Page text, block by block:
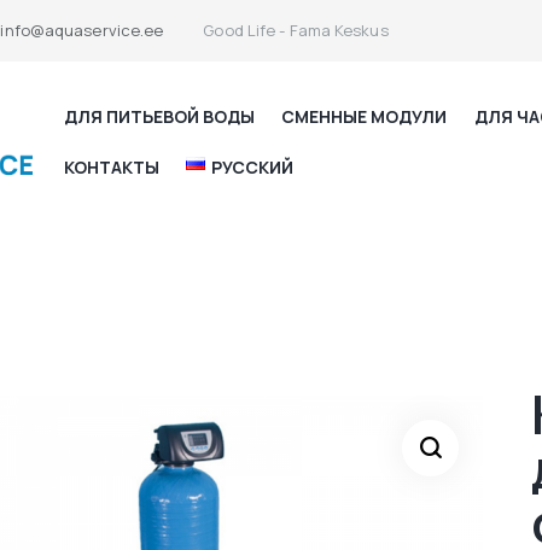
info@aquaservice.ee Good Life - Fama Keskus
ДЛЯ ПИТЬЕВОЙ ВОДЫ СМЕННЫЕ МОДУЛИ ДЛЯ
КОНТАКТЫ РУССКИЙ